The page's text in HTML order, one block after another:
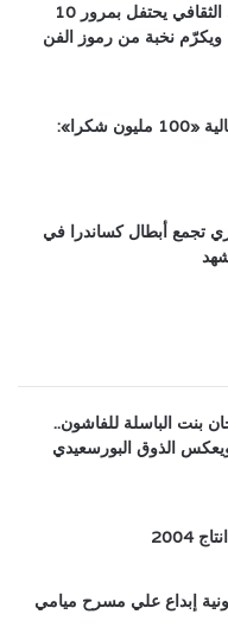
صالون الرياض الفني الثقافي يحتفل بمرور 10
نخبة من رموز الفن
تامر حسني في احتفالية «100 مليون شكرا»:
حيدري تجمع أبطال كساندرا في
بنت الباسلة للفاشون..
الذوق البورسعيدي
2004
إبداع علي مسرح ميامي